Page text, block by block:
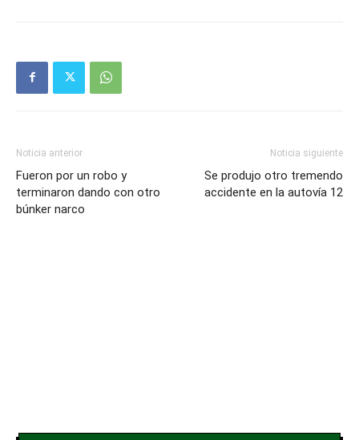
Noticia anterior
Fueron por un robo y
terminaron dando con otro
búnker narco
Noticia siguiente
Se produjo otro tremendo
accidente en la autovía 12